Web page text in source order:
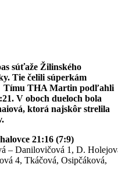
súťaže Žilinského
Tie čelili súperkám
Tímu THA Martin podľahli
V oboch dueloch bola
ktorá najskôr strelila
21:16 (7:9)
– Danilovičová 1, D.
4, Tkáčová, Osipčáková,